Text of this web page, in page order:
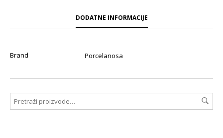
DODATNE INFORMACIJE
Brand Porcelanosa